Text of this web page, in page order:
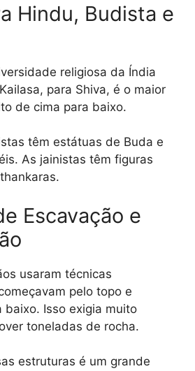
Hindu, Budista e
religiosa da Índia
para Shiva, é o maior
de cima para baixo.
têm estátuas de Buda e
As jainistas têm figuras
Escavação e
usaram técnicas
pelo topo e
baixo. Isso exigia muito
toneladas de rocha.
estruturas é um grande